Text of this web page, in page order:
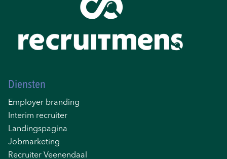
Diensten
Employer branding
Interim recruiter
Landingspagina
Jobmarketing
Recruiter Veenendaal